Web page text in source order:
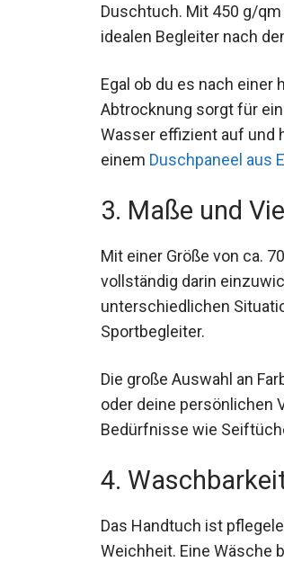
Duschtuch. Mit 450 g/
idealen Begleiter nach
Egal ob du es nach
Abtrocknung sorgt für
Wasser effizient auf und
einem Duschpaneel aus
3. Maße und
Mit einer Größe von ca.
vollständig darin
unterschiedlichen
Sportbegleiter.
Die große Auswahl an
oder deine persönlichen
Bedürfnisse wie
4.
Das Handtuch ist
Weichheit. Eine Wäsche